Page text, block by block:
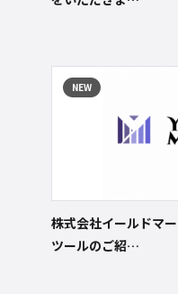
NEW
株式会社イールドマ
ツールのご紹…